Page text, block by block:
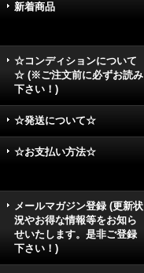
新着商品
☆コンディションについて
☆ (※ご注文前に必ずお読み
下さい！)
☆発送について☆
☆お支払い方法☆
メールマガジン登録 (更新状
況やお得な情報等をお知ら
せいたします。是非ご登録
下さい！)